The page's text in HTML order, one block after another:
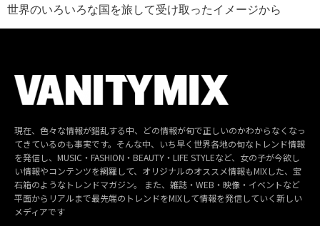
世界のいろいろな国を旅して受け取ったイメージから
現在、色々な情報が錯乱する中、どの情報が旬で正しいのかわからなくなっ
てきているのも事実です。そんな中、いち早く世界各地の旬なトレンド情報
を発信し、MUSIC・FASHION・BEAUTY・LIFE STYLEなど、女の子が今欲し
い情報やコンテンツを網羅して、オリジナルのオススメ情報もMIXした、宝
石箱のようなトレンドマガジン。 また、雑誌・WEB・映像・イベントなど
平面からリアルまで最先端のトレンドをMIXして情報を発信していく新しい
メディアです